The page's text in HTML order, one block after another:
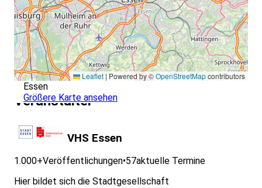
Leaflet | Powered by ©OpenStreetMapcontributors
Essen
Größere Karte ansehen
Veranstalter
VHS Essen
1.000+Veröffentlichungen•57aktuelle Termine
Hier bildet sich die Stadtgesellschaft